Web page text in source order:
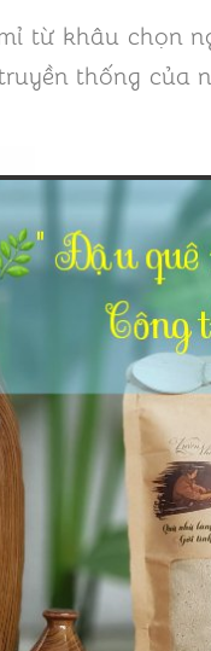
từ khâu chọn
thống của